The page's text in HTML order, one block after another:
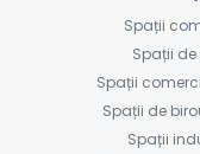
Spații
Spații
Spații
Spații de
Spații